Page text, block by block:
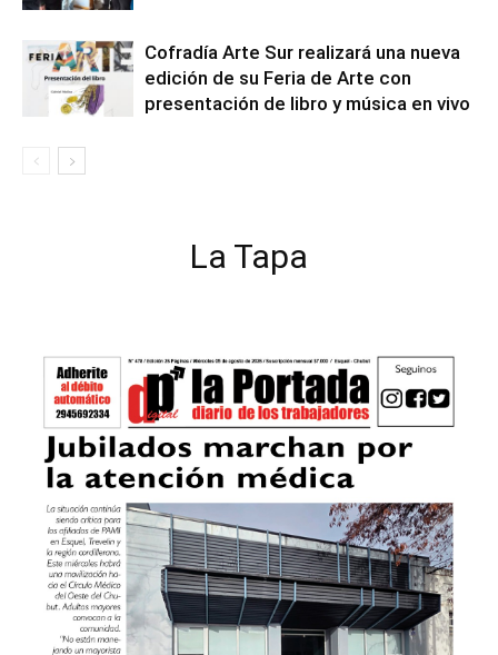
Cofradía Arte Sur realizará una nueva
edición de su Feria de Arte con
presentación de libro y música en vivo
La Tapa